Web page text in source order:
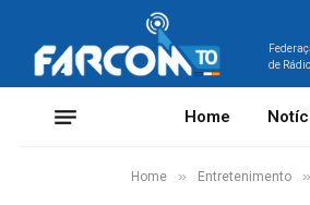
de
Home
Home » Entretenimento »